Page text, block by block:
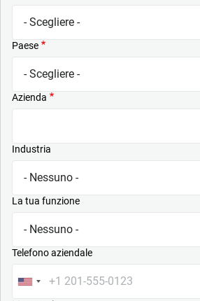
Paese
Azienda
Industria
La tua funzione
Telefono aziendale